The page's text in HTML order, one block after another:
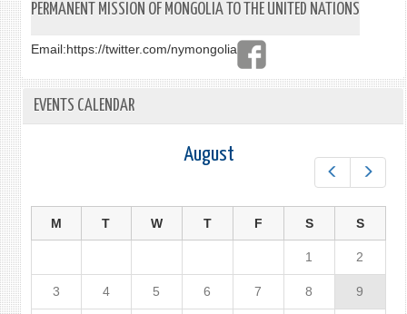
PERMANENT MISSION OF MONGOLIA TO THE UNITED NATIONS
Email:https://twitter.com/nymongolia
EVENTS CALENDAR
August
M T W T F S S
1 2
3 4 5 6 7 8 9